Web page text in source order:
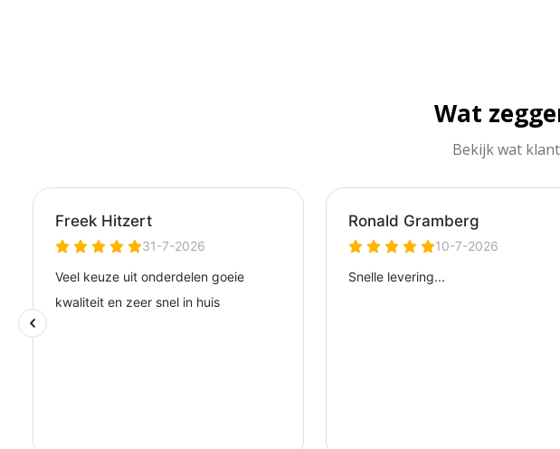
Wat
Bekijk wat